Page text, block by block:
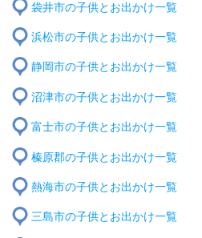
袋井市の子供とお出かけ一覧
浜松市の子供とお出かけ一覧
静岡市の子供とお出かけ一覧
沼津市の子供とお出かけ一覧
富士市の子供とお出かけ一覧
榛原郡の子供とお出かけ一覧
熱海市の子供とお出かけ一覧
三島市の子供とお出かけ一覧